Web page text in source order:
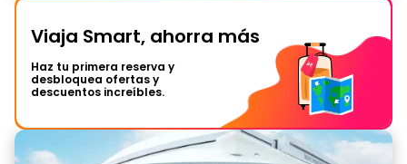
Viaja Smart, ahorra más
Haz tu primera reserva y
desbloquea ofertas y
descuentos increíbles.